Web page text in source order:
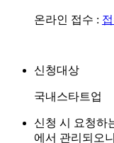
온라인 접수 :
신청대상
국내스타트업
신청 시 요청하
에서 관리되오